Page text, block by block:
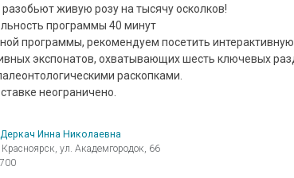
живую розу на тысячу осколков!
программы 40 минут
программы, рекомендуем посетить
экспонатов, охватывающих шесть ключевых
раскопками.
неограничено.
Инна Николаевна
ул. Академгородок, 66